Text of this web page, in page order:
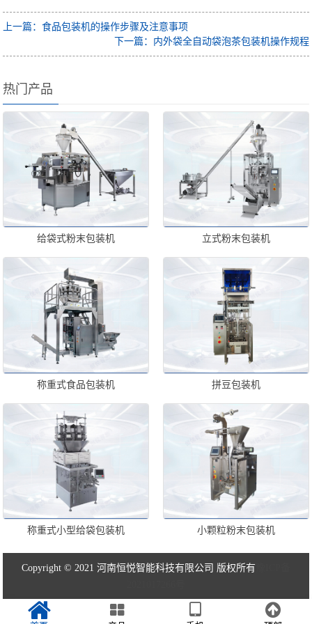
上一篇：食品包装机的操作步骤及注意事项
下一篇：内外袋全自动袋泡茶包装机操作规程
热门产品
给袋式粉末包装机 立式粉末包装机
称重式食品包装机 拼豆包装机
称重式小型给袋包装机 小颗粒粉末包装机
Copyright © 2021 河南恒悦智能科技有限公司 版权所有